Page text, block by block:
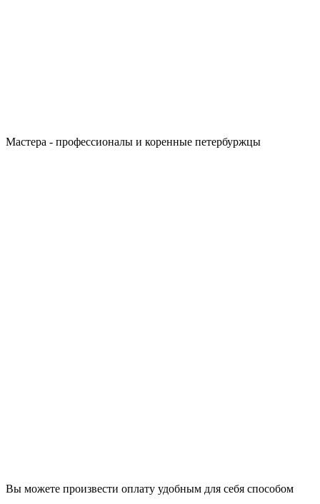
Мастера - профессионалы и коренные петербуржцы
Вы можете произвести оплату удобным для себя способом